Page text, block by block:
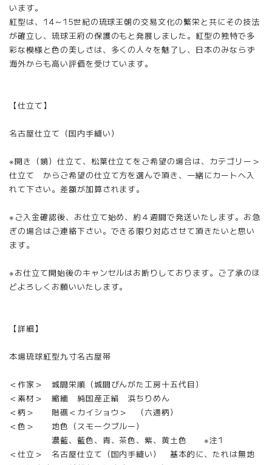
います。
紅型は、14～15世紀の琉球王朝の交易文化の繁栄と共にその技法
が確立し、琉球王府の保護のもと発展しました。紅型の独特で多
彩な模様と色の美しさは、多くの人々を魅了し、日本のみならず
海外からも高い評価を受けています。
【仕立て】
名古屋仕立て（国内手縫い）
※開き（鏡）仕立て、松葉仕立てをご希望の場合は、カテゴリー＞
仕立て からご希望の仕立て方を選んで頂き、一緒にカートへ入
れて下さい。差額が加算されます。
※ご入金確認後、お仕立て始め、約４週間で発送いたします。お急
ぎの場合はご連絡下さい。できる限り対応させて頂きたいと思い
ます。
※お仕立て開始後のキャンセルはお断りしております。ご了承のほ
どよろしくお願いいたします。
【詳細】
本場琉球紅型九寸名古屋帯
＜作家＞ 城間栄順（城間びんがた工房十五代目）
＜素材＞ 縮緬 純国産正絹 浜ちりめん
＜柄＞ 階礁＜カイショウ＞ （六通柄）
＜色＞ 地色（スモークブルー）
濃藍、藍色、青、茶色、紫、黄土色 ※注1
＜仕立＞ 名古屋仕立て（国内手縫い） 基本的に、たれは無地